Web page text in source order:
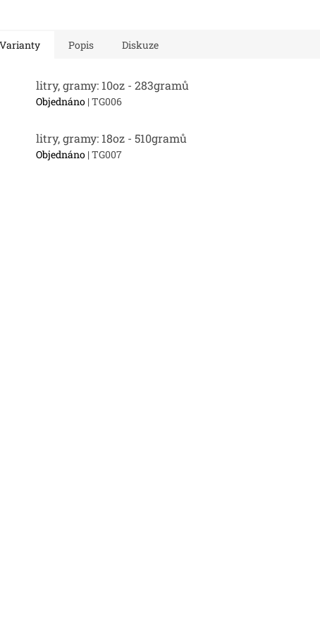
Varianty Popis Diskuze
litry, gramy: 10oz - 283gramů
Objednáno | TG006
litry, gramy: 18oz - 510gramů
Objednáno | TG007